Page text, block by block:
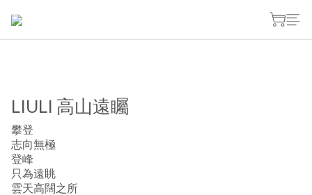
LIULI 高山遠矚
攀登
志向無極
登峰
只為遠眺
雲天高闊之所